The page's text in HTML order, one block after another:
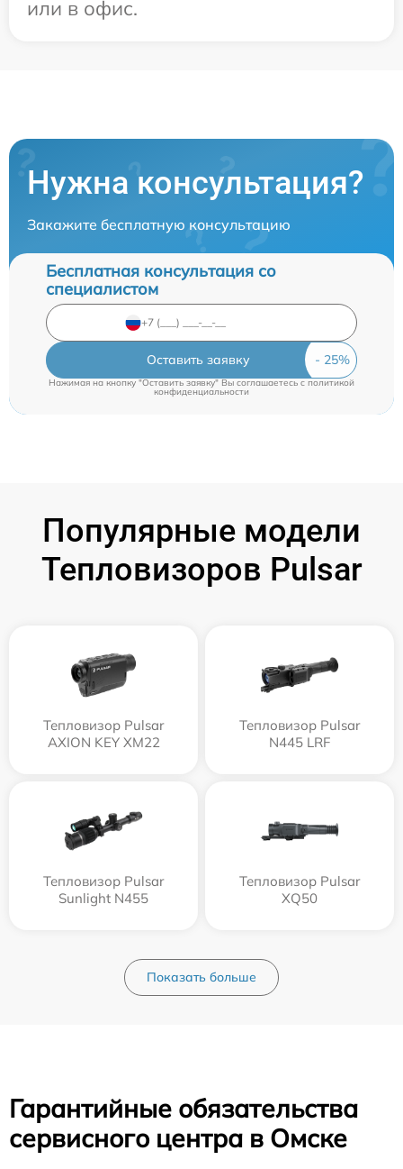
или в офис.
Нужна консультация?
Закажите бесплатную консультацию
Бесплатная консультация со
специалистом
Оставить заявку
Нажимая на кнопку "Оставить заявку" Вы соглашаетесь cполитикой
конфиденциальности
Популярные модели
Тепловизоров Pulsar
Тепловизор Pulsar
AXION KEY XM22
Тепловизор Pulsar
N445 LRF
Тепловизор Pulsar
Sunlight N455
Тепловизор Pulsar
XQ50
Показать больше
Гарантийные обязательства
сервисного центра в Омске